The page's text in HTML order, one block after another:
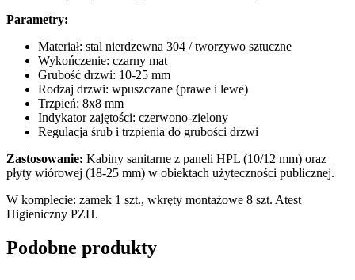
Parametry:
Materiał: stal nierdzewna 304 / tworzywo sztuczne
Wykończenie: czarny mat
Grubość drzwi: 10-25 mm
Rodzaj drzwi: wpuszczane (prawe i lewe)
Trzpień: 8x8 mm
Indykator zajętości: czerwono-zielony
Regulacja śrub i trzpienia do grubości drzwi
Zastosowanie: Kabiny sanitarne z paneli HPL (10/12 mm) oraz
płyty wiórowej (18-25 mm) w obiektach użyteczności publicznej.
W komplecie: zamek 1 szt., wkręty montażowe 8 szt. Atest
Higieniczny PZH.
Podobne produkty